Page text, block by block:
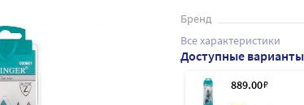
Бренд
Все характеристики
Доступные варианты
889.00₽